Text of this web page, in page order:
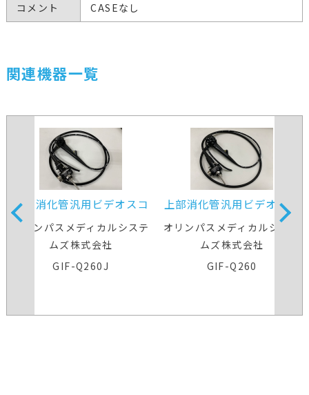
コメント CASEなし
関連機器一覧
上部消化管汎用ビデオスコ
ープ
オリンパスメディカルシステ
ムズ株式会社
GIF-Q260J
上部消化管汎用ビデオスコ
ープ
オリンパスメディカルシステ
ムズ株式会社
GIF-Q260